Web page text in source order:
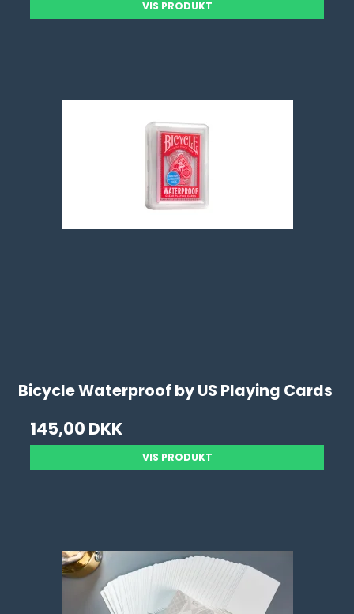
VIS PRODUKT
Bicycle Waterproof by US Playing Cards
145,00 DKK
VIS PRODUKT